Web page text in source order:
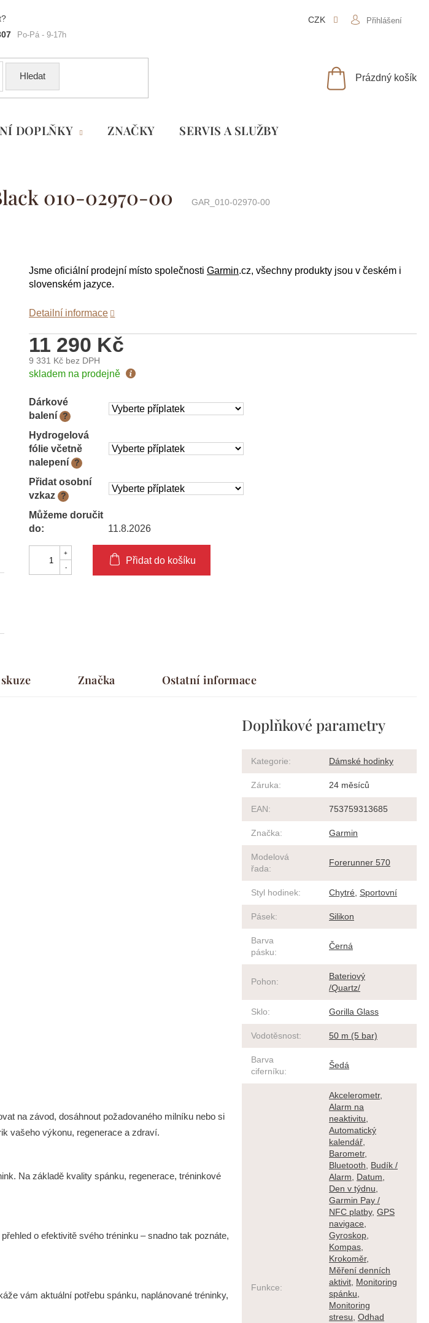
CZK Přihlášení
Hledat
NÁKUPNÍ
Prázdný košík
DOPLŇKY ZNAČKY SLUŽBY
010-02970-00 GAR_010-02970-00
11 290 Kč
9 331 Kč bez DPH
Měrná
skladem na prodejně
Dárkové
balení
?
Hydrogelová
fólie včetně
nalepení
?
Přidat osobní
vzkaz
?
Můžeme doručit
do:
11.8.2026
Přidat do košíku
Jsme oficiální prodejní místo společnosti Garmin.cz, všechny produkty jsou v českém i
slovenském jazyce.
Detailní informace
Značka Ostatní informace
na závod, dosáhnout požadovaného milníku nebo si
vašeho výkonu, regenerace a zdraví.
Na základě kvality spánku, regenerace, tréninkové
o efektivitě svého tréninku – snadno tak poznáte,
vám aktuální potřebu spánku, naplánované tréninky,
Doplňkové parametry
Kategorie: Dámské hodinky
Záruka: 24 měsíců
EAN: 753759313685
Značka: Garmin
Modelová
řada:
Forerunner 570
Styl hodinek: Chytré, Sportovní
Pásek: Silikon
Barva
pásku:
Černá
Pohon:
Bateriový
/Quartz/
Sklo: Gorilla Glass
Vodotěsnost: 50 m (5 bar)
Barva
ciferníku:
Šedá
Funkce:
Akcelerometr,
Alarm na
neaktivitu,
Automatický
kalendář,
Barometr,
Bluetooth, Budík /
Alarm, Datum,
Den v týdnu,
Garmin Pay /
NFC platby, GPS
navigace,
Gyroskop,
Kompas,
Krokoměr,
Měření denních
aktivit, Monitoring
spánku,
Monitoring
stresu, Odhad